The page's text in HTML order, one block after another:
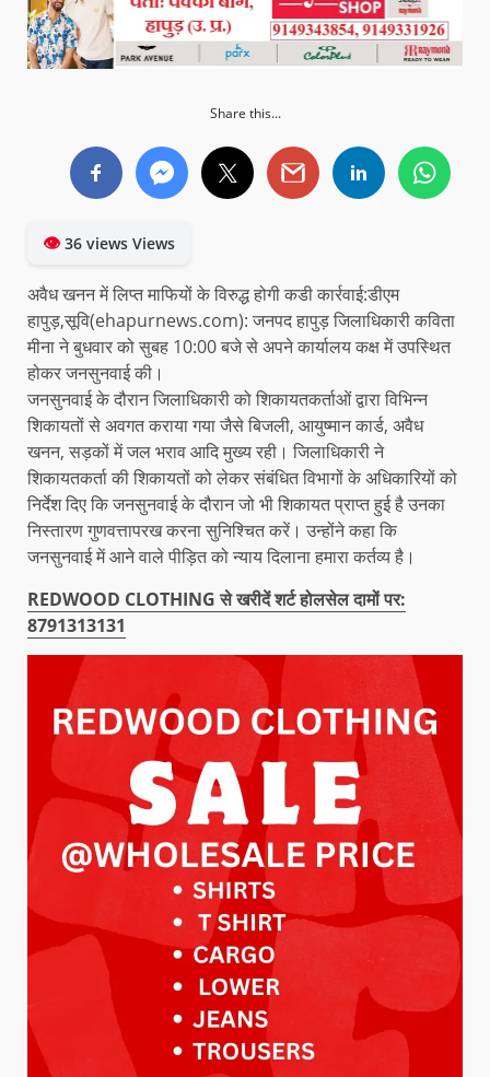
Share this...
👁36 views Views
अवैध खनन में लिप्त माफियों के विरुद्ध होगी कडी कार्रवाई:डीएम
हापुड़,सूवि(ehapurnews.com): जनपद हापुड़ जिलाधिकारी कविता
मीना ने बुधवार को सुबह 10:00 बजे से अपने कार्यालय कक्ष में उपस्थित
होकर जनसुनवाई की।
जनसुनवाई के दौरान जिलाधिकारी को शिकायतकर्ताओं द्वारा विभिन्न
शिकायतों से अवगत कराया गया जैसे बिजली, आयुष्मान कार्ड, अवैध
खनन, सड़कों में जल भराव आदि मुख्य रही। जिलाधिकारी ने
शिकायतकर्ता की शिकायतों को लेकर संबंधित विभागों के अधिकारियों को
निर्देश दिए कि जनसुनवाई के दौरान जो भी शिकायत प्राप्त हुई है उनका
निस्तारण गुणवत्तापरख करना सुनिश्चित करें। उन्होंने कहा कि
जनसुनवाई में आने वाले पीड़ित को न्याय दिलाना हमारा कर्तव्य है।
REDWOOD CLOTHING से खरीदें शर्ट होलसेल दामों पर:
8791313131